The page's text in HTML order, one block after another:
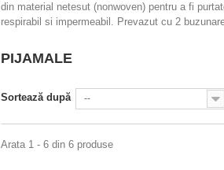
din material netesut (nonwoven) pentru a fi
respirabil si impermeabil. Prevazut cu 2
PIJAMALE
Sortează după --
Arata 1 - 6 din 6 produse